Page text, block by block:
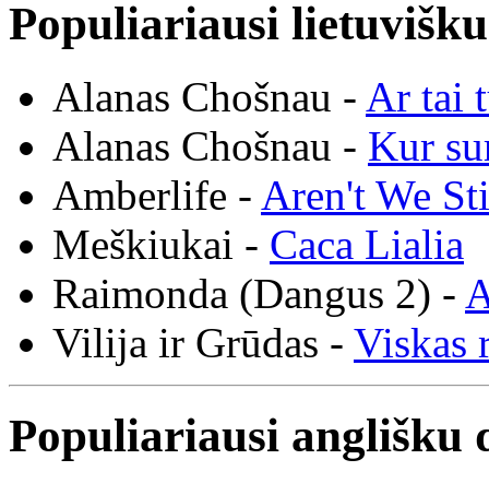
Populiariausi
Alanas Chošnau - Ar tai
Alanas Chošnau - Kur
Amberlife - Aren't We
Meškiukai - Caca Lialia
Raimonda (Dangus 2) -
Vilija ir Grūdas - Viskas
Populiariausi anglišku